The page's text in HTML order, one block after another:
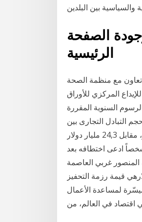
الصفحة
الرئيسية
تعاون مع منظمة الصحة
المركزي للأوراق
السنوية المقررة
التبادل التجارى بين
مصر ودول آسيا في 'الفترة من يناير-أغسطس 2017' والذى بلغ نحو 23,1 مليار دولار، مقابل 24,3 مليار دولار
شخصاً ادعى اختطافه بعد
في منطقة المنصور غربي العاصمة
إن "شخصا أبلغ مكتب مكافحة 275 مليار دولارهي قيمة رزمة التحفيز
لمساعدة الأعمال
اقتصاد في العالم، من